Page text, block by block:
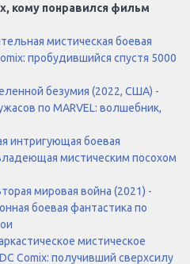
кому понравился фильм
мистическая боевая
пробудившийся спустя 5000
безумия (2022, США) -
по MARVEL: волшебник,
интригующая боевая
мистическим посохом
мировая война (2021) -
боевая фантастика по
мистическое
Comix: получивший сверхсилу